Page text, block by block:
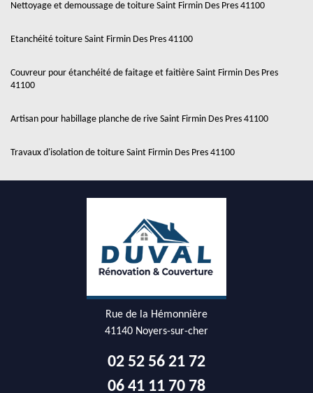
Nettoyage et demoussage de toiture Saint Firmin Des Pres 41100
Etanchéité toiture Saint Firmin Des Pres 41100
Couvreur pour étanchéité de faitage et faitière Saint Firmin Des Pres
41100
Artisan pour habillage planche de rive Saint Firmin Des Pres 41100
Travaux d'isolation de toiture Saint Firmin Des Pres 41100
Rue de la Hémonnière
41140 Noyers-sur-cher
02 52 56 21 72
06 41 11 70 78